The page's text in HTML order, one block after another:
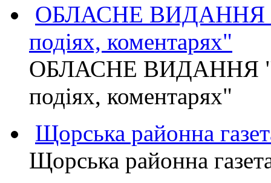
ОБЛАСНЕ ВИДАННЯ
подіях, коментарях"
ОБЛАСНЕ ВИДАННЯ
подіях, коментарях"
Щорська районна
Щорська районна